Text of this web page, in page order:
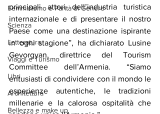
Femminismo e Parità di Genere
Scienza
Letteratura
Viaggi e Turismo
Libri
Architettura
Bellezza e make up
principali attori dell’industria turistica
internazionale e di presentare il nostro
Paese come una destinazione ispirante
in ogni stagione”, ha dichiarato Lusine
Gevorgyan, direttrice del Tourism
Committee dell’Armenia. “Siamo
entusiasti di condividere con il mondo le
esperienze autentiche, le tradizioni
millenarie e la calorosa ospitalità che